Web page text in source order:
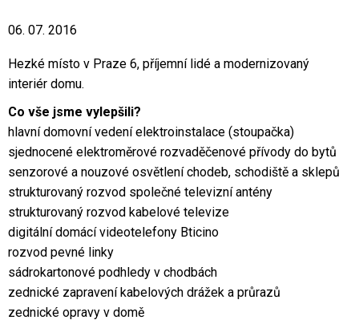
06. 07. 2016
Hezké místo v Praze 6, příjemní lidé a modernizovaný
interiér domu.
Co vše jsme vylepšili?
hlavní domovní vedení elektroinstalace (stoupačka)
sjednocené elektroměrové rozvaděčenové přívody do bytů
senzorové a nouzové osvětlení chodeb, schodiště a sklepů
strukturovaný rozvod společné televizní antény
strukturovaný rozvod kabelové televize
digitální domácí videotelefony Bticino
rozvod pevné linky
sádrokartonové podhledy v chodbách
zednické zapravení kabelových drážek a průrazů
zednické opravy v domě